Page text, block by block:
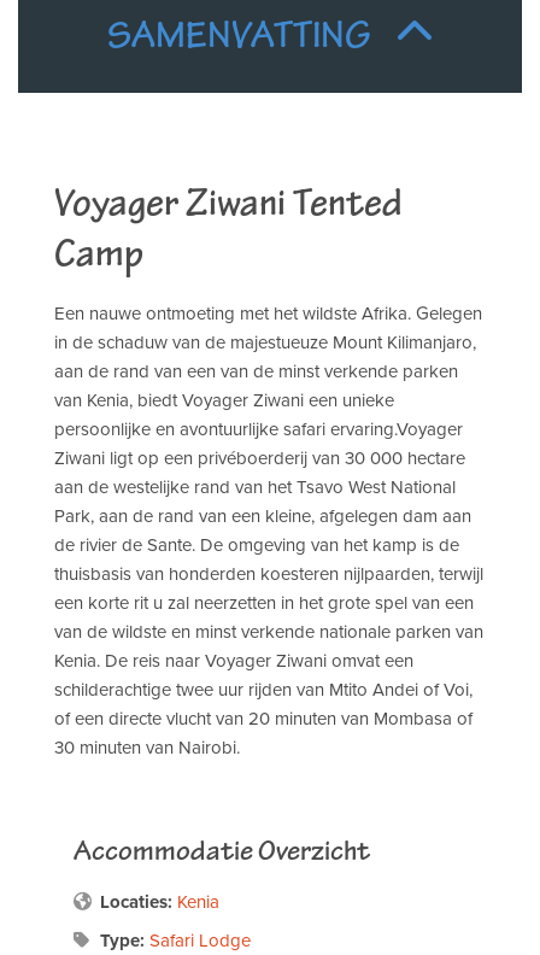
SAMENVATTING
Voyager Ziwani Tented
Camp
Een nauwe ontmoeting met het wildste Afrika. Gelegen
in de schaduw van de majestueuze Mount Kilimanjaro,
aan de rand van een van de minst verkende parken
van Kenia, biedt Voyager Ziwani een unieke
persoonlijke en avontuurlijke safari ervaring.Voyager
Ziwani ligt op een privéboerderij van 30 000 hectare
aan de westelijke rand van het Tsavo West National
Park, aan de rand van een kleine, afgelegen dam aan
de rivier de Sante. De omgeving van het kamp is de
thuisbasis van honderden koesteren nijlpaarden, terwijl
een korte rit u zal neerzetten in het grote spel van een
van de wildste en minst verkende nationale parken van
Kenia. De reis naar Voyager Ziwani omvat een
schilderachtige twee uur rijden van Mtito Andei of Voi,
of een directe vlucht van 20 minuten van Mombasa of
30 minuten van Nairobi.
Accommodatie Overzicht
Locaties: Kenia
Type: Safari Lodge